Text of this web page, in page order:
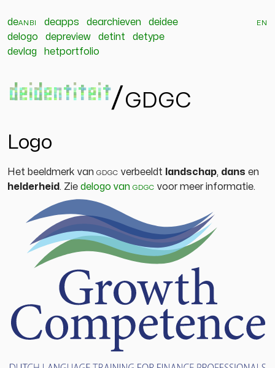
deanbi deapps dearchieven
deidee
delogo
depreview detint
detype
devlag
hetportfolio
en
deidentiteit/gdgc
Logo
Het beeldmerk van gdgc verbeeldt landschap, dans en
helderheid . Zie delogo van gdgc voor meer informatie.